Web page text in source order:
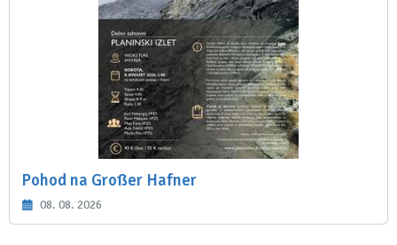
Pohod na Großer Hafner
08. 08. 2026